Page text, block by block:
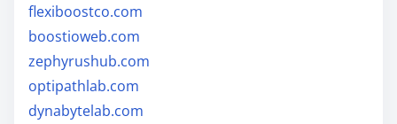
flexiboostco.com
boostioweb.com
zephyrushub.com
optipathlab.com
dynabytelab.com